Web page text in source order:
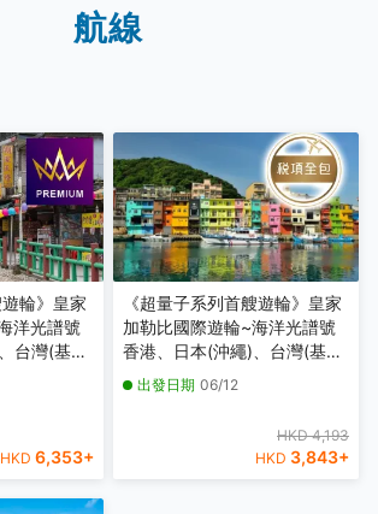
航線
遊輪》皇家
洋光譜號
台灣(基
【優遊緻
碼頭往
HKD 6,353+
《超量子系列首艘遊輪》皇家
加勒比國際遊輪~海洋光譜號
香港、日本(沖繩)、台灣(基
隆)6天豪華郵輪船票【稅項全
包】【香港啟德郵輪碼頭往
出發日期 06/12
HKD 4,193
HKD 3,843+